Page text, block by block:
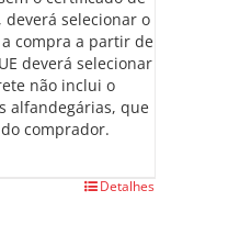
selecionar o
a compra a partir de
deverá selecionar
não inclui o
alfandegárias, que
comprador.
Detalhes